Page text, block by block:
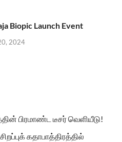
Biopic Launch Event
2024
பிரமாண்ட டீசர் வெளியீடு!
கதாபாத்திரத்தில்